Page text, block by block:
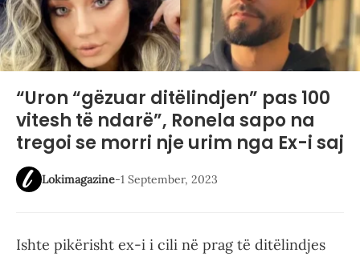
“Uron “gëzuar ditëlindjen” pas 100
vitesh të ndarë”, Ronela sapo na
tregoi se morri nje urim nga Ex-i saj
Lokimagazine-1 September, 2023
Ishte pikërisht ex-i i cili në prag të ditëlindjes